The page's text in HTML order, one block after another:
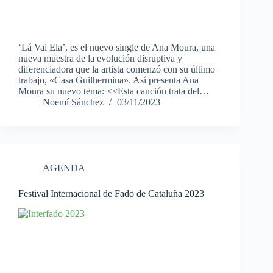
‘Lá Vai Ela’, es el nuevo single de Ana Moura, una
nueva muestra de la evolución disruptiva y
diferenciadora que la artista comenzó con su último
trabajo, «Casa Guilhermina». Así presenta Ana
Moura su nuevo tema: <<Esta canción trata del…
Noemí Sánchez
03/11/2023
AGENDA
Festival Internacional de Fado de Cataluña 2023